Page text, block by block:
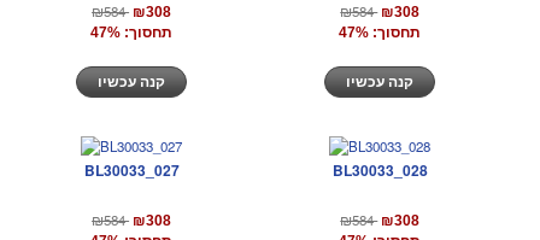
₪584 ₪308
תחסוך: 47%
₪584 ₪308
תחסוך: 47%
BL30033_027
₪584 ₪308
BL30033_028
₪584 ₪308